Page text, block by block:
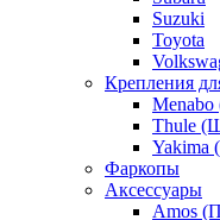
Suzuki
Toyota
Крепления
Menabo
Thule
Фаркопы
Аксессуары
Amos